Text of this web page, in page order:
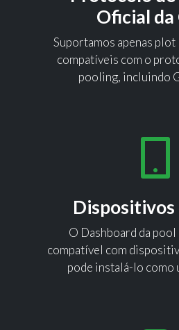
Oficial da
Suportamos apenas
compatíveis com o
pooling, incluindo
O Dashboard da
compatível com
pode instalá-lo como